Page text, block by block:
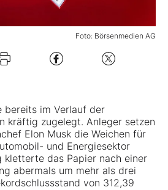
Foto: Börsenmedien AG
bereits im Verlauf der
kräftig zugelegt. Anleger setzen
Elon Musk die Weichen für
und Energiesektor
kletterte das Papier nach einer
abermals um mehr als drei
von 312,39